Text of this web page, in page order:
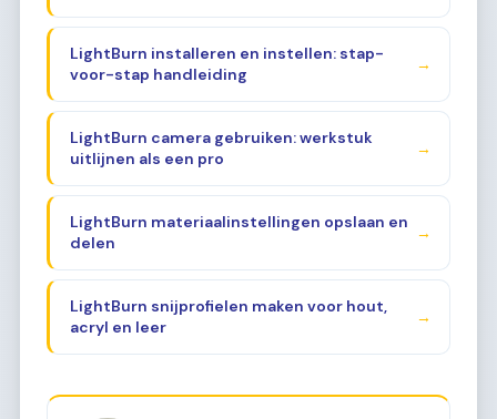
LightBurn installeren en instellen: stap-
voor-stap handleiding
→
LightBurn camera gebruiken: werkstuk
uitlijnen als een pro
→
LightBurn materiaalinstellingen opslaan en
delen
→
LightBurn snijprofielen maken voor hout,
acryl en leer
→